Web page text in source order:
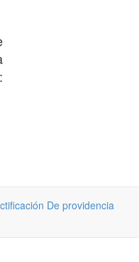
De providencia